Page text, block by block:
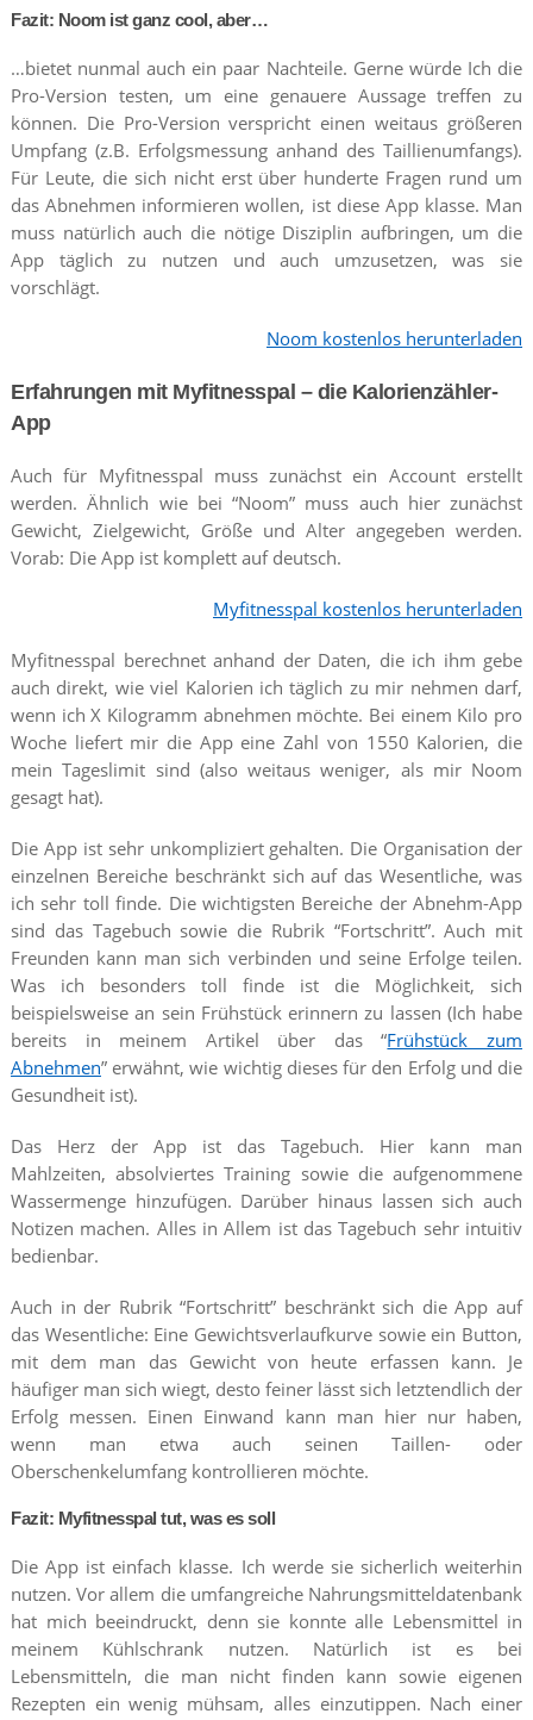
Fazit: Noom ist ganz cool, aber…
…bietet nunmal auch ein paar Nachteile. Gerne würde Ich die
Pro-Version testen, um eine genauere Aussage treffen zu
können. Die Pro-Version verspricht einen weitaus größeren
Umpfang (z.B. Erfolgsmessung anhand des Taillienumfangs).
Für Leute, die sich nicht erst über hunderte Fragen rund um
das Abnehmen informieren wollen, ist diese App klasse. Man
muss natürlich auch die nötige Disziplin aufbringen, um die
App täglich zu nutzen und auch umzusetzen, was sie
vorschlägt.
Noom kostenlos herunterladen
Erfahrungen mit Myfitnesspal – die Kalorienzähler-
App
Auch für Myfitnesspal muss zunächst ein Account erstellt
werden. Ähnlich wie bei “Noom” muss auch hier zunächst
Gewicht, Zielgewicht, Größe und Alter angegeben werden.
Vorab: Die App ist komplett auf deutsch.
Myfitnesspal kostenlos herunterladen
Myfitnesspal berechnet anhand der Daten, die ich ihm gebe
auch direkt, wie viel Kalorien ich täglich zu mir nehmen darf,
wenn ich X Kilogramm abnehmen möchte. Bei einem Kilo pro
Woche liefert mir die App eine Zahl von 1550 Kalorien, die
mein Tageslimit sind (also weitaus weniger, als mir Noom
gesagt hat).
Die App ist sehr unkompliziert gehalten. Die Organisation der
einzelnen Bereiche beschränkt sich auf das Wesentliche, was
ich sehr toll finde. Die wichtigsten Bereiche der Abnehm-App
sind das Tagebuch sowie die Rubrik “Fortschritt”. Auch mit
Freunden kann man sich verbinden und seine Erfolge teilen.
Was ich besonders toll finde ist die Möglichkeit, sich
beispielsweise an sein Frühstück erinnern zu lassen (Ich habe
bereits in meinem Artikel über das “Frühstück zum
Abnehmen” erwähnt, wie wichtig dieses für den Erfolg und die
Gesundheit ist).
Das Herz der App ist das Tagebuch. Hier kann man
Mahlzeiten, absolviertes Training sowie die aufgenommene
Wassermenge hinzufügen. Darüber hinaus lassen sich auch
Notizen machen. Alles in Allem ist das Tagebuch sehr intuitiv
bedienbar.
Auch in der Rubrik “Fortschritt” beschränkt sich die App auf
das Wesentliche: Eine Gewichtsverlaufkurve sowie ein Button,
mit dem man das Gewicht von heute erfassen kann. Je
häufiger man sich wiegt, desto feiner lässt sich letztendlich der
Erfolg messen. Einen Einwand kann man hier nur haben,
wenn man etwa auch seinen Taillen- oder
Oberschenkelumfang kontrollieren möchte.
Fazit: Myfitnesspal tut, was es soll
Die App ist einfach klasse. Ich werde sie sicherlich weiterhin
nutzen. Vor allem die umfangreiche Nahrungsmitteldatenbank
hat mich beeindruckt, denn sie konnte alle Lebensmittel in
meinem Kühlschrank nutzen. Natürlich ist es bei
Lebensmitteln, die man nicht finden kann sowie eigenen
Rezepten ein wenig mühsam, alles einzutippen. Nach einer